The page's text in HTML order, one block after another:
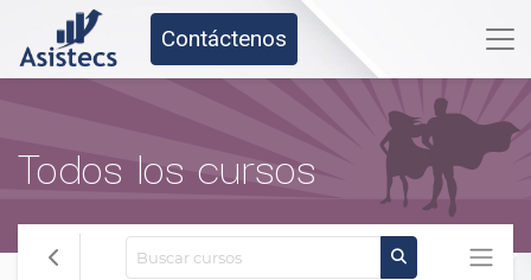
Contáctenos
Todos los cursos